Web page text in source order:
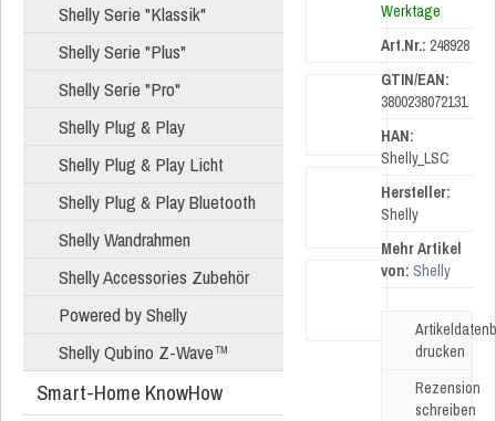
Shelly Serie "Klassik"
Shelly Serie "Plus"
Shelly Serie "Pro"
Shelly Plug & Play
Shelly Plug & Play Licht
Shelly Plug & Play Bluetooth
Shelly Wandrahmen
Shelly Accessories Zubehör
Powered by Shelly
Shelly Qubino Z-Wave™
Smart-Home KnowHow
Werktage
Art.Nr.: 248928
GTIN/EAN:
3800238072131
HAN:
Shelly_LSC
Hersteller:
Shelly
Mehr Artikel
von: Shelly
drucken
Rezension
schreiben